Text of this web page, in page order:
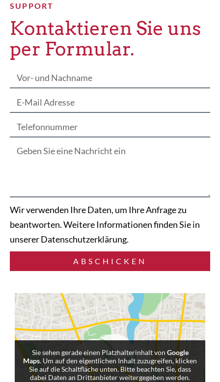
SUPPORT
Kontaktieren Sie uns
per Formular.
Wir verwenden Ihre Daten, um Ihre Anfrage zu
beantworten. Weitere Informationen finden Sie in
unserer Datenschutzerklärung.
ABSCHICKEN
Sie sehen gerade einen Platzhalterinhalt von Google
Maps. Um auf den eigentlichen Inhalt zuzugreifen, klicken
Sie auf die Schaltfläche unten. Bitte beachten Sie, dass
dabei Daten an Drittanbieter weitergegeben werden.